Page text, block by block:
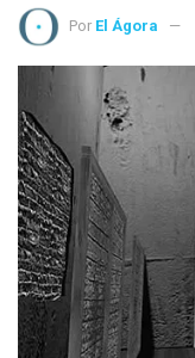
Por El Ágora